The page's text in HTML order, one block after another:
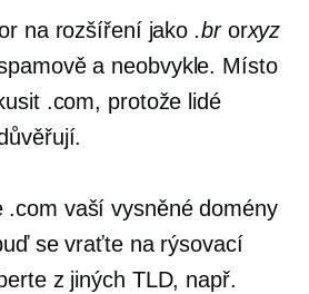
na rozšíření jako.brorxyz
a neobvykle. Místo
.com, protože lidé
.com vaší vysněné domény
se vraťte na rýsovací
z jiných TLD, např.